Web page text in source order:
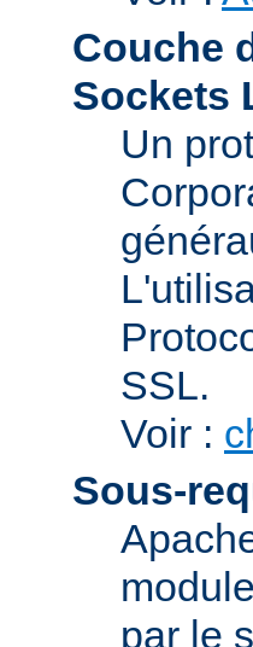
Couche
Sockets
Un
SSL.
Voir :
Sous-
par le